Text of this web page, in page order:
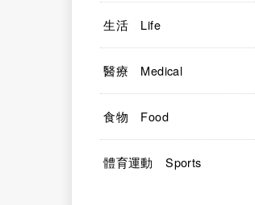
生活 Life
醫療 Medical
食物 Food
體育運動 Sports